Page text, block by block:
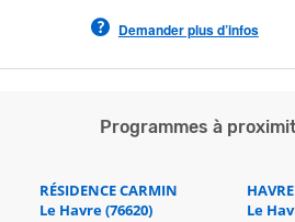
Demander plus d’infos
Programmes à
RÉSIDENCE CARMIN
Le Havre (76620)
Le